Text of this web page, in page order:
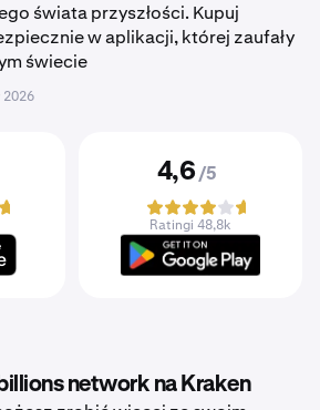
świata przyszłości. Kupuj
w aplikacji, której zaufały
świecie
2026
4,6 /5
Ratingi 48,8k
network na Kraken